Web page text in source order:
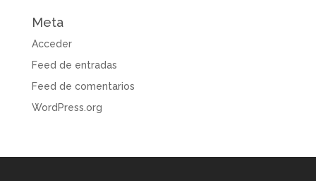
Meta
Acceder
Feed de entradas
Feed de comentarios
WordPress.org